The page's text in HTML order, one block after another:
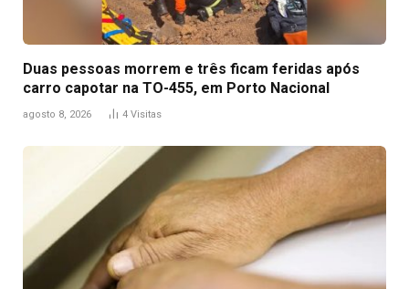
Duas pessoas morrem e três ficam feridas após
carro capotar na TO-455, em Porto Nacional
agosto 8, 2026 4 Visitas